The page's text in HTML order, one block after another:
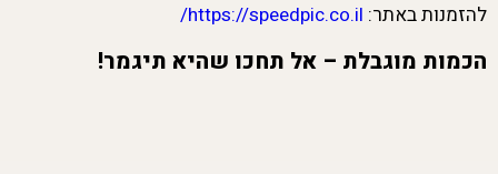
להזמנות באתר: https://speedpic.co.il/
הכמות מוגבלת – אל תחכו שהיא תיגמר!